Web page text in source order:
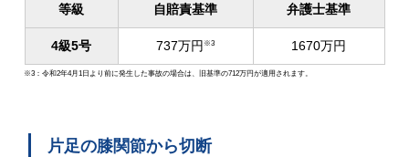
等級 自賠責基準 弁護士基準
4級5号 737万円 ※3 1670万円
※3：令和2年4月1日より前に発生した事故の場合は、旧基準の712万円が適用されます。
片足の膝関節から切断